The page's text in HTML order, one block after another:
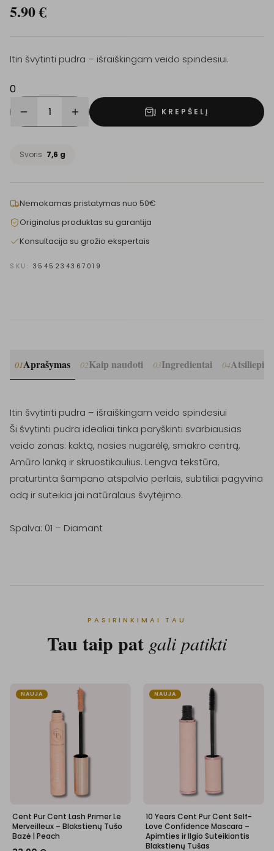
5.90€
Itin švytinti pudra – išraiškingam veido spindesiui.
0
1 Į KREPŠELĮ
Svoris 7,6 g
Nemokamas pristatymas nuo 50€
Originalus produktas su garantija
Konsultacija su grožio ekspertais
SKU: 3545234367019
01Aprašymas 02Kaip naudoti 03Ingredientai 04
Itin švytinti pudra – išraiškingam veido spindesiui
Ši švytinti pudra idealiai tinka paryškinti svarbiausias
veido zonas: kaktą, nosies nugarėlę, smakro centrą,
Amūro lanką ir skruostikaulius. Lengva tekstūra,
praturtinta šampano atspalvio perlais, subtiliai pagyvina
odą ir suteikia jai natūralaus švytėjimo.
Spalva: 01 – Diamant
PASIRINKIMAI TAU
Tau taip pat gali patikti
NAUJA
Cent Pur Cent Lash Primer Le
Merveilleux – Blakstienų Tušo
Bazė | Peach
NAUJA
10 Years Cent Pur Cent Self-
Love Confidence Mascara –
Apimties ir Ilgio Suteikiantis
Blakstienų Tušas